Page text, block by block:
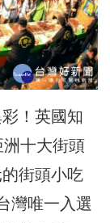
！英國知
十大街頭
街頭小吃
灣唯一入選